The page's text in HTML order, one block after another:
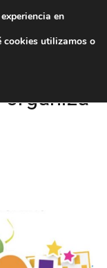
organiza
en
cookies utilizamos o